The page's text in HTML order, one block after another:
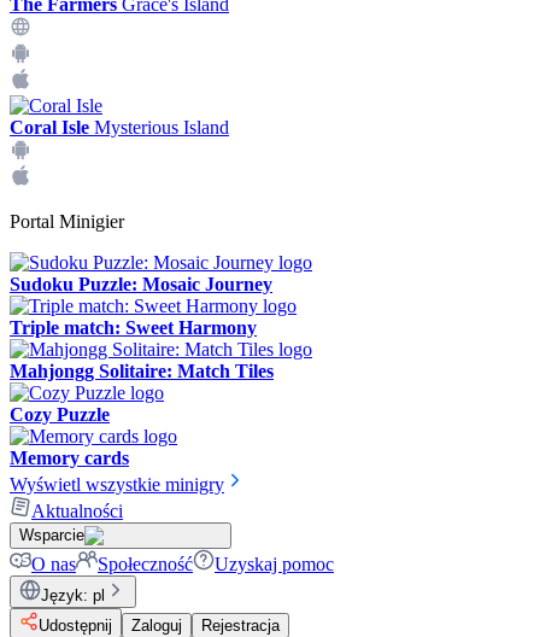
The Farmers Grace's Island
Coral Isle Mysterious Island
Portal Minigier
Sudoku Puzzle: Mosaic Journey
Triple match: Sweet Harmony
Mahjongg Solitaire: Match Tiles
Cozy Puzzle
Memory cards
Wyświetl wszystkie minigry
Aktualności
Wsparcie
O nas Społeczność Uzyskaj pomoc
Język: pl
Udostępnij
Zaloguj
Rejestracja